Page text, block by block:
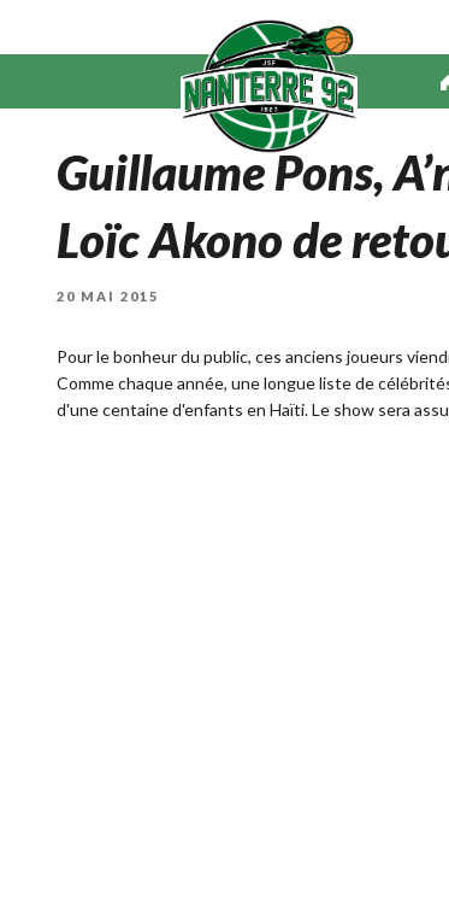
Guillaume Pons,
Loïc Akono de
PUBLIÉ
20 MAI 2015
Pour le bonheur du public, ces anciens joueurs
Comme chaque année, une longue liste de
d'une centaine d'enfants en Haïti. Le show sera